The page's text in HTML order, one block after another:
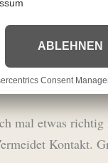
Satz:
mal etwas richtig
Kontakt.